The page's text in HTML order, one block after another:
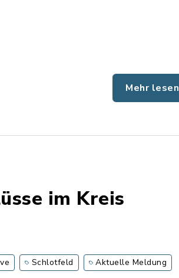
Mehr lesen
im Kreis
Schlotfeld Aktuelle Meldung